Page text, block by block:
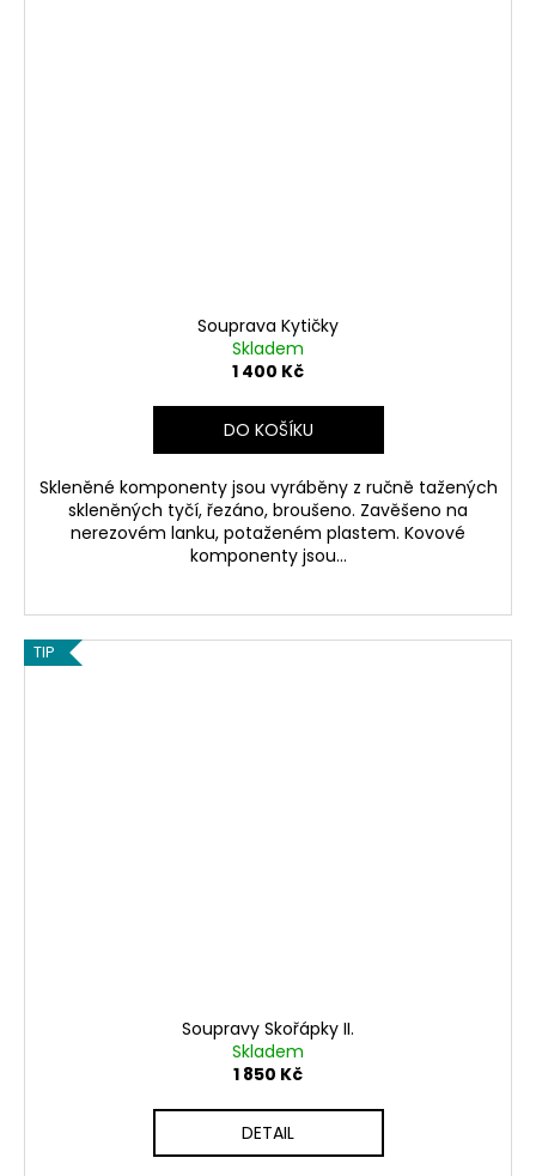
Souprava Kytičky
Skladem
1 400 Kč
DO KOŠÍKU
Skleněné komponenty jsou vyráběny z ručně tažených
skleněných tyčí, řezáno, broušeno. Zavěšeno na
nerezovém lanku, potaženém plastem. Kovové
komponenty jsou...
TIP
Soupravy Skořápky II.
Skladem
1 850 Kč
DETAIL